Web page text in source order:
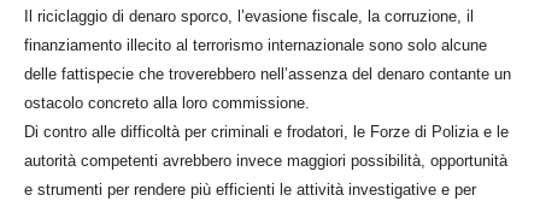
Il riciclaggio di denaro sporco, l’evasione fiscale, la corruzione, il
finanziamento illecito al terrorismo internazionale sono solo alcune
delle fattispecie che troverebbero nell’assenza del denaro contante un
ostacolo concreto alla loro commissione.
Di contro alle difficoltà per criminali e frodatori, le Forze di Polizia e le
autorità competenti avrebbero invece maggiori possibilità, opportunità
e strumenti per rendere più efficienti le attività investigative e per